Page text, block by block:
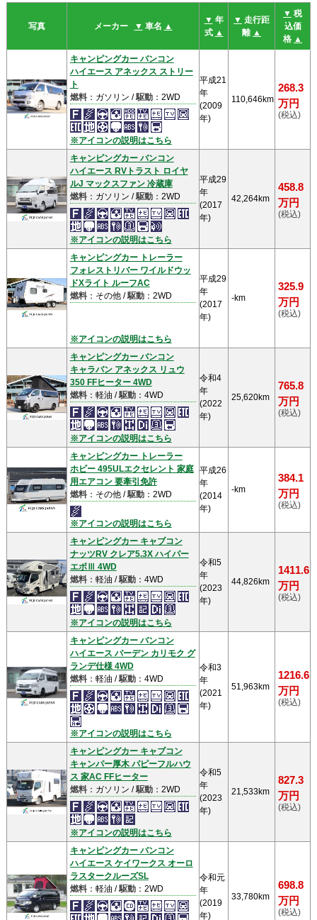
写真 メーカー ▼ 車名 ▲
▼ 年
式 ▲
▼ 走行距
離 ▲
▼ 税
込価
格 ▲
キャンピングカー バンコン
ハイエース アネックス ストリー
ト
燃料：ガソリン /駆動：2WD
※アイコンの説明はこちら
平成21
年
(2009
年)
110,646km
268.3
万円
(税込)
キャンピングカー バンコン
ハイエース RVトラスト ロイヤ
ルJ マックスファン 冷蔵庫
燃料：ガソリン /駆動：2WD
※アイコンの説明はこちら
平成29
年
(2017
年)
42,264km
458.8
万円
(税込)
キャンピングカー トレーラー
フォレストリバー ワイルドウッ
ドXライト ルーフAC
燃料：その他 /駆動：2WD
※アイコンの説明はこちら
平成29
年
(2017
年)
-km
325.9
万円
(税込)
キャンピングカー バンコン
キャラバン アネックス リュウ
350 FFヒーター 4WD
燃料：軽油 /駆動：4WD
※アイコンの説明はこちら
令和4
年
(2022
年)
25,620km
765.8
万円
(税込)
キャンピングカー トレーラー
ホビー 495ULエクセレント 家庭
用エアコン 要牽引免許
燃料：その他 /駆動：2WD
※アイコンの説明はこちら
平成26
年
(2014
年)
-km
384.1
万円
(税込)
キャンピングカー キャブコン
ナッツRV クレア5.3X ハイパー
エボⅢ 4WD
燃料：軽油 /駆動：4WD
※アイコンの説明はこちら
令和5
年
(2023
年)
44,826km
1411.6
万円
(税込)
キャンピングカー バンコン
ハイエース バーデン カリモク グ
ランデ仕様 4WD
燃料：軽油 /駆動：4WD
※アイコンの説明はこちら
令和3
年
(2021
年)
51,963km
1216.6
万円
(税込)
キャンピングカー キャブコン
キャンパー厚木 パピーフルハウ
ス 家AC FFヒーター
燃料：ガソリン /駆動：2WD
※アイコンの説明はこちら
令和5
年
(2023
年)
21,533km
827.3
万円
(税込)
キャンピングカー バンコン
ハイエース ケイワークス オーロ
ラスタークルーズSL
燃料：軽油 /駆動：2WD
令和元
年
(2019
年)
33,780km
698.8
万円
(税込)